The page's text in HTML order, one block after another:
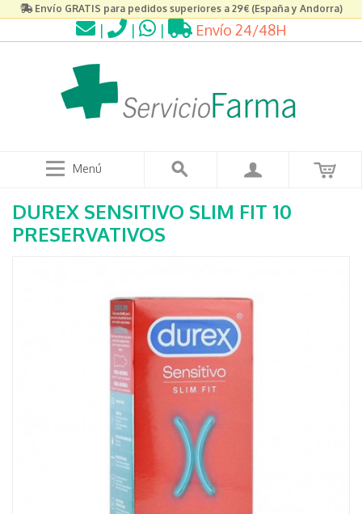
Envío GRATIS para pedidos superiores a 29€ (España y Andorra)
| | | Envío 24/48H
Menú
DUREX SENSITIVO SLIM FIT 10
PRESERVATIVOS